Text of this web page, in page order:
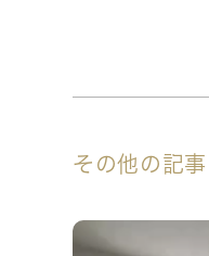
その他の記事